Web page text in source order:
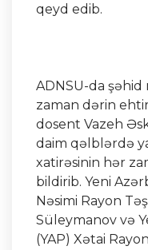
qeyd edib.
ADNSU-da
zaman dərin
dosent Vazeh
daim qəlblərdə
xatirəsinin hər
bildirib. Yeni
Nəsimi Rayon
Süleymanov və
(YAP) Xətai